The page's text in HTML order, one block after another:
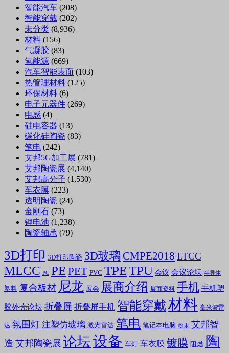
智能汽车 (208)
智能穿戴 (202)
未分类 (8,936)
材料 (156)
气凝胶 (83)
氢能源 (669)
汽车智能表面 (103)
热管理材料 (125)
环保材料 (6)
电子元器件 (269)
电感 (4)
硅电容器 (13)
碳化硅陶瓷 (83)
笔电 (242)
艾邦5G加工展 (781)
艾邦陶瓷展 (4,140)
艾邦高分子 (1,530)
车衣膜 (223)
透明陶瓷 (24)
金刚石 (73)
锂电池 (1,238)
陶瓷轴承 (79)
3D打印 3D打印陶瓷 3D玻璃 CMPE2018 LTCC
MLCC PC PE PET PVC TPETPU 会议 会议论坛 半导体
塑料 复合板材 尼龙 展会 展商介绍 展商资料 手机 手机塑
胶外壳论坛 折叠屏 折叠屏手机 智能穿戴材料 毫米波雷
达 氛围灯 注塑仿玻璃 激光雷达 笔电 笔记本电脑 粉末 艾邦智
造 艾邦陶瓷展 论坛设备 车灯 车衣膜 镀膜 阻燃 陶